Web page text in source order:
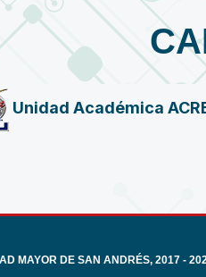
Unidad Académica
MAYOR DE SAN ANDRÉS, 2017 -